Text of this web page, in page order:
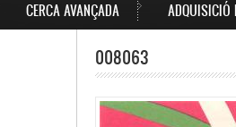
CERCA AVANÇADA ADQUISICIÓ
008063